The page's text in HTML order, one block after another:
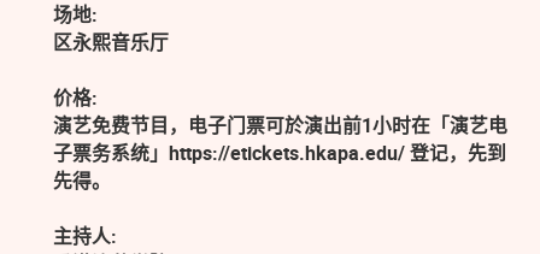
场地:
区永熙音乐厅
价格:
演艺免费节目，电子门票可於演出前1小时在「演艺电
子票务系统」https://etickets.hkapa.edu/ 登记，先到
先得。
主持人: